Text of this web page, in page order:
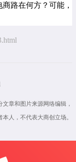
路在何方？可能，
章和图片来源网络编辑，
人，不代表大商创立场。